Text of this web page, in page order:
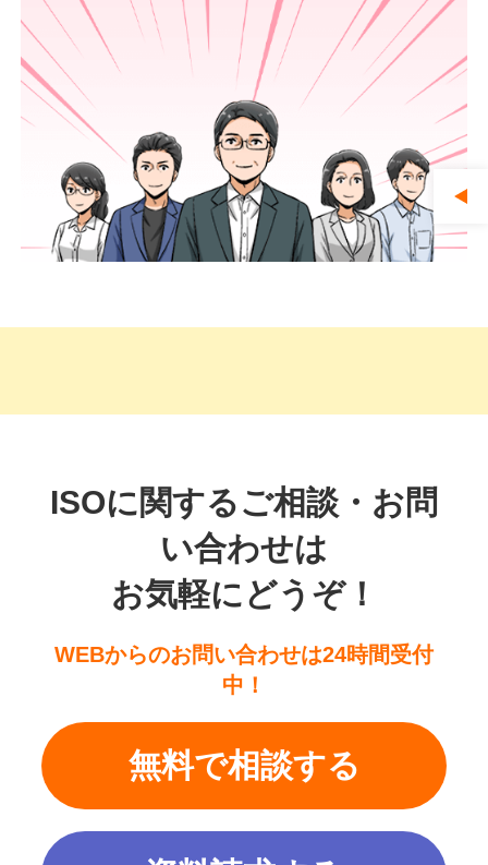
ISOに関するご相談・お問
い合わせは
お気軽にどうぞ！
WEBからのお問い合わせは24時間受付
中！
無料で相談する